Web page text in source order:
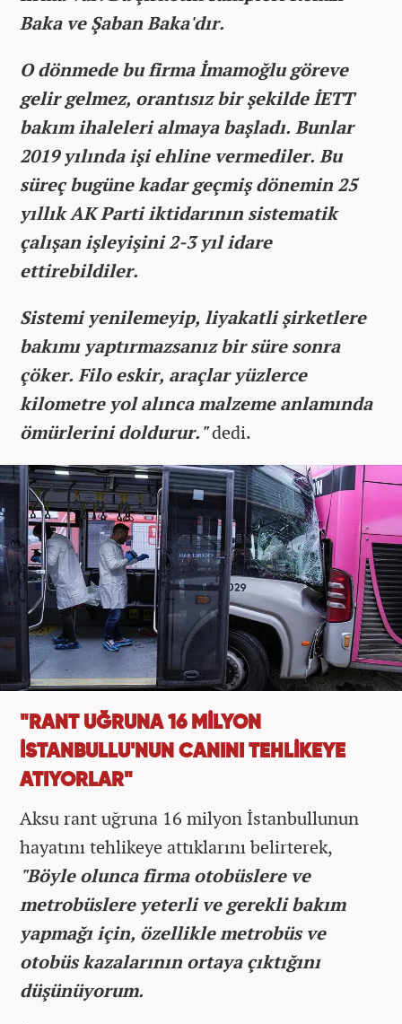
Baka ve Şaban Baka'dır.
O dönmede bu firma İmamoğlu göreve
gelir gelmez, orantısız bir şekilde İETT
bakım ihaleleri almaya başladı. Bunlar
2019 yılında işi ehline vermediler. Bu
süreç bugüne kadar geçmiş dönemin 25
yıllık AK Parti iktidarının sistematik
çalışan işleyişini 2-3 yıl idare
ettirebildiler.
Sistemi yenilemeyip, liyakatli şirketlere
bakımı yaptırmazsanız bir süre sonra
çöker. Filo eskir, araçlar yüzlerce
kilometre yol alınca malzeme anlamında
ömürlerini doldurur."dedi.
"RANT UĞRUNA 16 MİLYON
İSTANBULLU'NUN CANINI TEHLİKEYE
ATIYORLAR"
Aksu rant uğruna 16 milyon İstanbullunun
hayatını tehlikeye attıklarını belirterek,
"Böyle olunca firma otobüslere ve
metrobüslere yeterli ve gerekli bakım
yapmağı için, özellikle metrobüs ve
otobüs kazalarının ortaya çıktığını
düşünüyorum.